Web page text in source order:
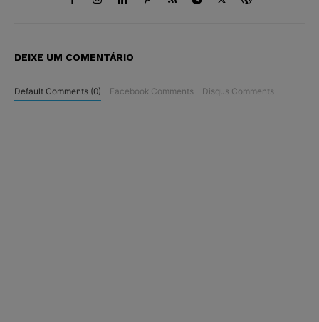
DEIXE UM COMENTÁRIO
Default Comments (0) Facebook Comments Disqus Comments